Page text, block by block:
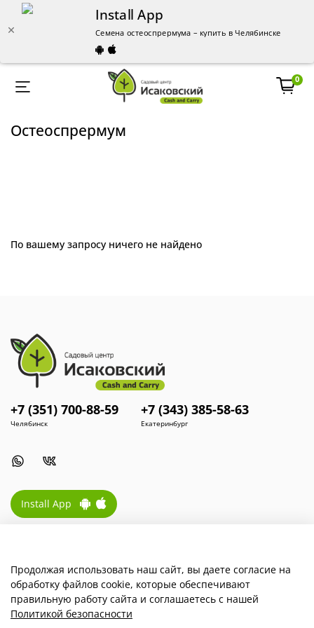
Install App
Семена остеоспрермума – купить в Челябинске - опт и
0
Остеоспрермум
По вашему запросу ничего не найдено
Для покупателей
Install App
+7 (351) 700-88-59
Челябинск
+7 (343) 385-58-63
Екатеринбург
Продолжая использовать наш сайт, вы даете согласие на
обработку файлов cookie, которые обеспечивают
правильную работу сайта и соглашаетесь с нашей
Политикой безопасности